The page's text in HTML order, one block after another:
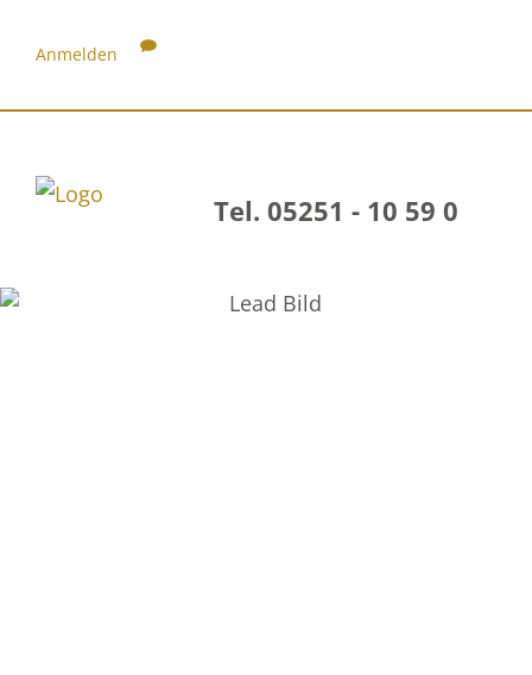
Anmelden
Tel. 05251 - 10 59 0